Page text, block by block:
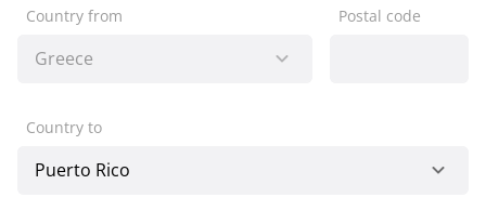
Country from Postal code
Country to